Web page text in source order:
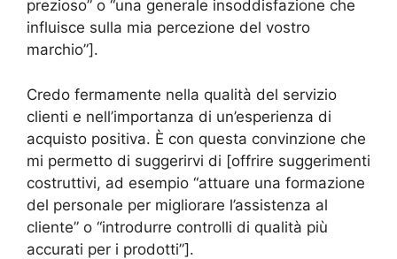
prezioso” o “una generale insoddisfazione che
influisce sulla mia percezione del vostro
marchio”].
Credo fermamente nella qualità del servizio
clienti e nell’importanza di un’esperienza di
acquisto positiva. È con questa convinzione che
mi permetto di suggerirvi di [offrire suggerimenti
costruttivi, ad esempio “attuare una formazione
del personale per migliorare l’assistenza al
cliente” o “introdurre controlli di qualità più
accurati per i prodotti”].